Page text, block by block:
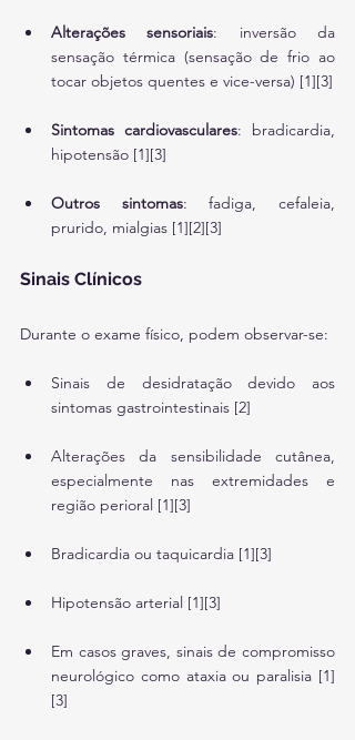
Alterações sensoriais: inversão da
sensação térmica (sensação de frio ao
tocar objetos quentes e vice-versa) [1][3]
Sintomas cardiovasculares: bradicardia,
hipotensão [1][3]
Outros sintomas: fadiga, cefaleia,
prurido, mialgias [1][2][3]
Sinais Clínicos
Durante o exame físico, podem observar-se:
Sinais de desidratação devido aos
sintomas gastrointestinais [2]
Alterações da sensibilidade cutânea,
especialmente nas extremidades e
região perioral [1][3]
Bradicardia ou taquicardia [1][3]
Hipotensão arterial [1][3]
Em casos graves, sinais de compromisso
neurológico como ataxia ou paralisia [1]
[3]